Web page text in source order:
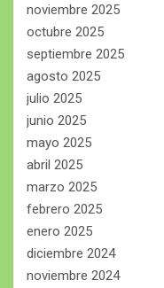
noviembre 2025
octubre 2025
septiembre 2025
agosto 2025
julio 2025
junio 2025
mayo 2025
abril 2025
marzo 2025
febrero 2025
enero 2025
diciembre 2024
noviembre 2024